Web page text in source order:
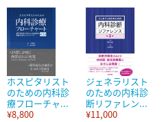
ホスピタリスト
のための内科診
療フローチャ...
¥8,800
ジェネラリスト
のための内科診
断リファレン...
¥11,000